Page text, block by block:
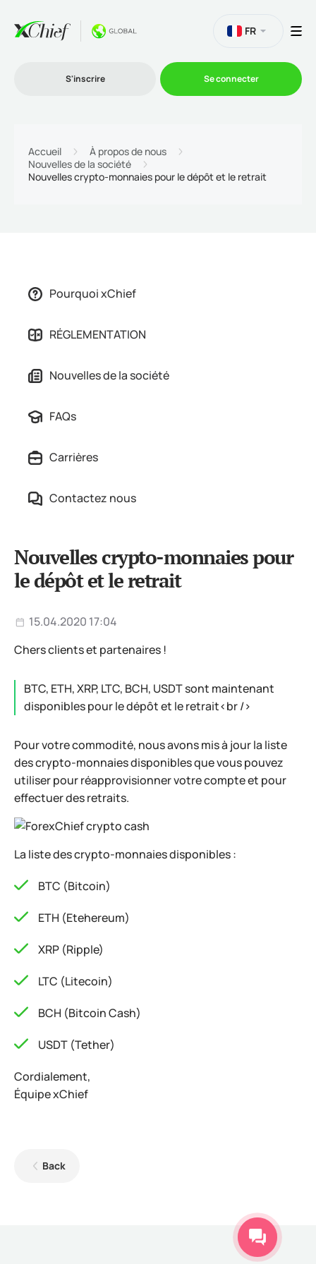
Plateformes
FR
S'inscrire Se connecter
Accueil
À propos de nous
Nouvelles de la société
Nouvelles crypto-monnaies pour le dépôt et le retrait
Pourquoi xChief
RÉGLEMENTATION
Nouvelles de la société
FAQs
Carrières
Contactez nous
Nouvelles crypto-monnaies pour
le dépôt et le retrait
15.04.2020 17:04
Chers clients et partenaires !
BTC, ETH, XRP, LTC, BCH, USDT sont maintenant
disponibles pour le dépôt et le retrait<br />
Pour votre commodité, nous avons mis à jour la liste
des crypto-monnaies disponibles que vous pouvez
utiliser pour réapprovisionner votre compte et pour
effectuer des retraits.
La liste des crypto-monnaies disponibles :
BTC (Bitcoin)
ETH (Etehereum)
XRP (Ripple)
LTC (Litecoin)
BCH (Bitcoin Cash)
USDT (Tether)
Cordialement,
Équipe xChief
Back